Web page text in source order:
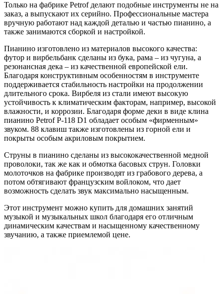
Только на фабрике Petrof делают подобные инструменты не на
заказ, а выпускают их серийно. Профессиональные мастера
вручную работают над каждой деталью и частью пианино, а
также занимаются сборкой и настройкой.
Пианино изготовлено из материалов высокого качества:
футор и вирбельбанк сделаны из бука, рама – из чугуна, а
резонансная дека – из качественной европейской ели.
Благодаря конструктивным особенностям в инструменте
поддерживается стабильность настройки на продолжении
длительного срока. Вирбеля из стали имеют высокую
устойчивость к климатическим факторам, например, высокой
влажности, и коррозии. Благодаря форме деки в виде клина
пианино Petrof P-118 D1 обладает особым «фирменным»
звуком. 88 клавиш также изготовлены из горной ели и
покрыты особым акриловым покрытием.
Струны в пианино сделаны из высококачественной медной
проволоки, так же как и обмотка басовых струн. Головки
молоточков на фабрике производят из грабового дерева, а
потом обтягивают французским войлоком, что дает
возможность сделать звук максимально насыщенным.
Этот инструмент можно купить для домашних занятий
музыкой и музыкальных школ благодаря его отличным
динамическим качествам и насыщенному качественному
звучанию, а также приемлемой цене.